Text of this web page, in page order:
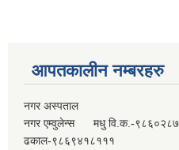
आपतकालीन नम्बरहरु
नगर अस्पताल
नगर एम्वुलेन्स मधु वि.क.-
ढकाल-९८६९४१८१११